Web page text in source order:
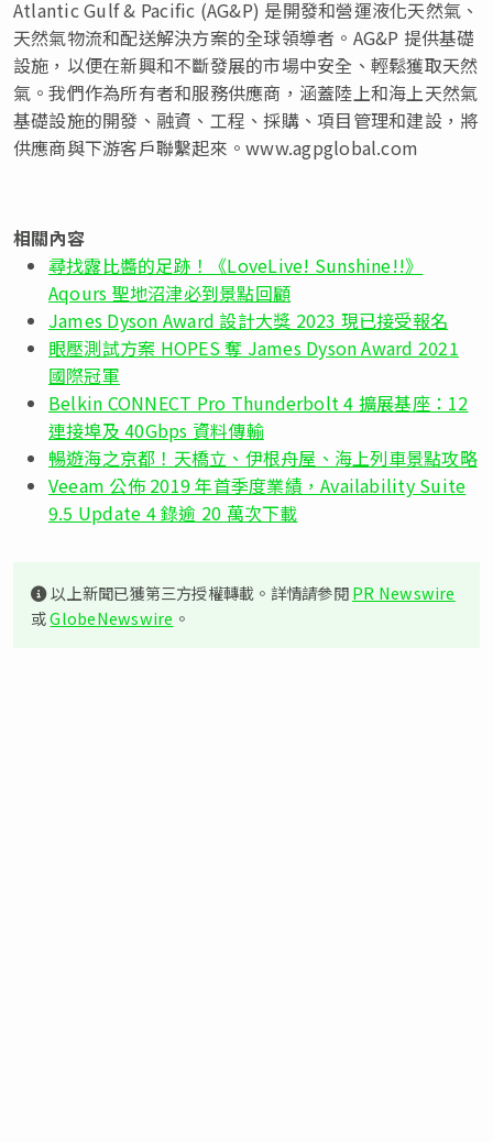
Atlantic Gulf & Pacific (AG&P) 是開發和營運液化天然氣、
天然氣物流和配送解決方案的全球領導者。AG&P 提供基礎
設施，以便在新興和不斷發展的市場中安全、輕鬆獲取天然
氣。我們作為所有者和服務供應商，涵蓋陸上和海上天然氣
基礎設施的開發、融資、工程、採購、項目管理和建設，將
供應商與下游客戶聯繫起來。www.agpglobal.com
相關內容
尋找露比醬的足跡！《LoveLive! Sunshine!!》
Aqours 聖地沼津必到景點回顧
James Dyson Award 設計大獎 2023 現已接受報名
眼壓測試方案 HOPES 奪 James Dyson Award 2021
國際冠軍
Belkin CONNECT Pro Thunderbolt 4 擴展基座：12
連接埠及 40Gbps 資料傳輸
暢遊海之京都！天橋立、伊根舟屋、海上列車景點攻略
Veeam 公佈 2019 年首季度業績，Availability Suite
9.5 Update 4 錄逾 20 萬次下載
以上新聞已獲第三方授權轉載。詳情請參閱PR Newswire
或GlobeNewswire 。